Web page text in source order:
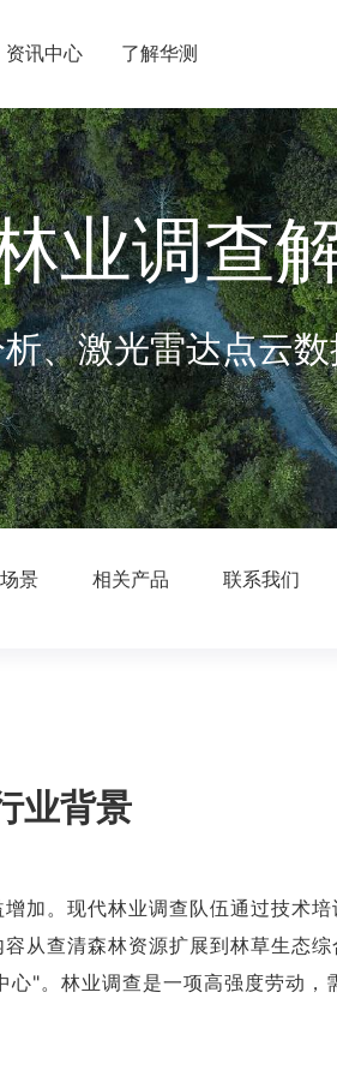
资讯中心 了解华测
关于华测
商业道德与反腐败政策
投资者关系
加入华测
业调查
、激光雷达点云
景 相关产品 联系我们
业背景
加。现代林业调查队伍通过技术
从查清森林资源扩展到林草生态
"。林业调查是一项高强度劳动，